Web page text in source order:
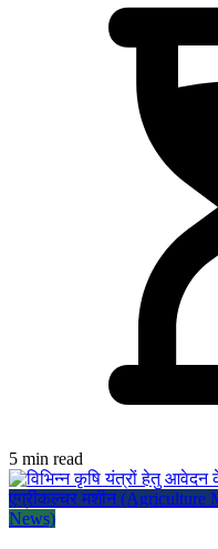
5 min read
एग्रीकल्चर मशीन (Agriculture
News)